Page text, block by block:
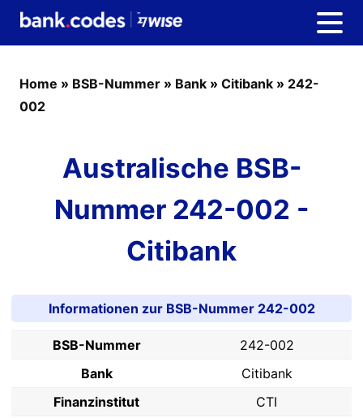
Home » BSB-Nummer » Bank » Citibank » 242-
002
Australische BSB-
Nummer 242-002 -
Citibank
Informationen zur BSB-Nummer 242-002
BSB-Nummer
242-002
Bank
Citibank
Finanzinstitut
CTI